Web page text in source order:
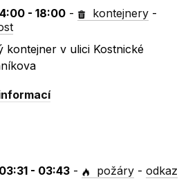
- 18:00 - kontejnery -
kontejner v ulici Kostnické
- 03:43 - požáry -odkaz